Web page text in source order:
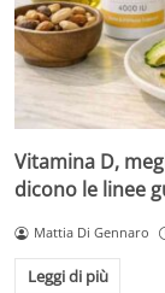
Vitamina D,
dicono le linee
Mattia Di Gennaro
Leggi di più